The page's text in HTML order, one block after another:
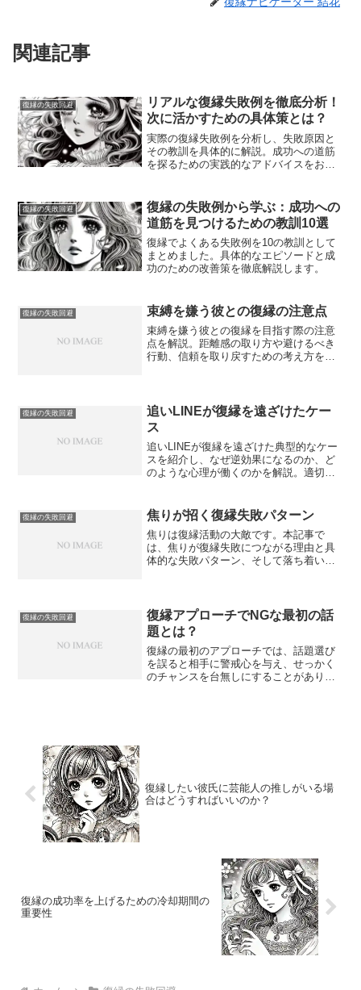
関連記事
復縁の失敗回避
リアルな復縁失敗例を徹底分析！
次に活かすための具体策とは？
実際の復縁失敗例を分析し、失敗原因と
その教訓を具体的に解説。成功への道筋
を探るための実践的なアドバイスをお届
復縁の失敗回避
復縁の失敗例から学ぶ：成功への
道筋を見つけるための教訓10選
復縁でよくある失敗例を10の教訓として
まとめました。具体的なエピソードと成
功のための改善策を徹底解説します。
復縁の失敗回避 束縛を嫌う彼との復縁の注意点
束縛を嫌う彼との復縁を目指す際の注意
点を解説。距離感の取り方や避けるべき
行動、信頼を取り戻すための考え方を具
復縁の失敗回避
追いLINEが復縁を遠ざけたケー
ス
追いLINEが復縁を遠ざけた典型的なケー
スを紹介し、なぜ逆効果になるのか、ど
のような心理が働くのかを解説。適切な
復縁の失敗回避 焦りが招く復縁失敗パターン
焦りは復縁活動の大敵です。本記事で
は、焦りが復縁失敗につながる理由と具
体的な失敗パターン、そして落ち着いて
復縁の失敗回避
復縁アプローチでNGな最初の話
題とは？
復縁の最初のアプローチでは、話題選び
を誤ると相手に警戒心を与え、せっかく
のチャンスを台無しにすることがありま
復縁したい彼氏に芸能人の推しがいる場
合はどうすればいいのか？
復縁の成功率を上げるための冷却期間の
重要性